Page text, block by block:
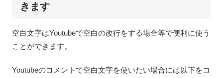
きます
空白文字はYoutubeで空白の改行をする場合等で便利に使う
ことができます。
Youtubeのコメントで空白文字を使いたい場合には以下をコ